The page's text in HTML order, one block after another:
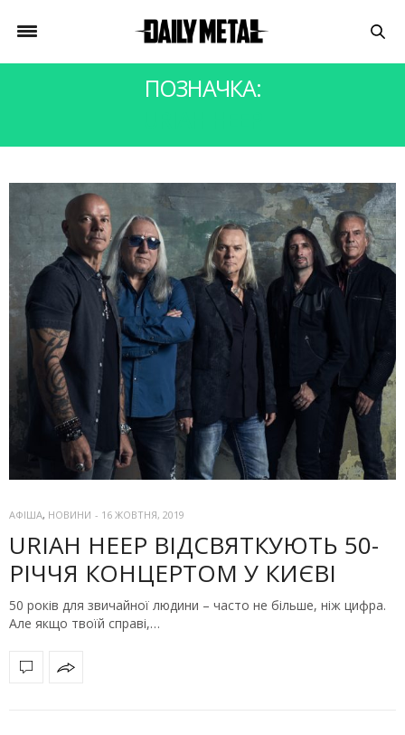
ПОЗНАЧКА:
АФІША, НОВИНИ - 16 ЖОВТНЯ, 2019
URIAH HEEP ВІДСВЯТКУЮТЬ 50-
РІЧЧЯ КОНЦЕРТОМ У КИЄВІ
50 років для звичайної людини – часто не більше, ніж цифра.
Але якщо твоїй справі,…